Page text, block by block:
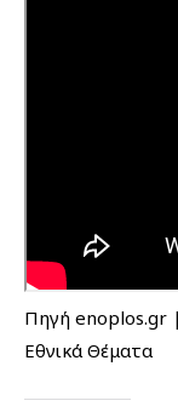
Πηγή enoplos.gr |
Εθνικά Θέματα